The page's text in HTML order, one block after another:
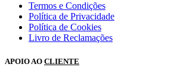
Termos e Condições
Política de Privacidade
Política de Cookies
Livro de Reclamações
APOIO AO CLIENTE